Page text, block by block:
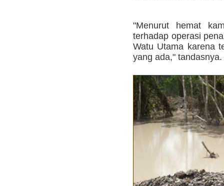
"Menurut hemat
terhadap operasi
Watu Utama karena
yang ada," tandasnya.